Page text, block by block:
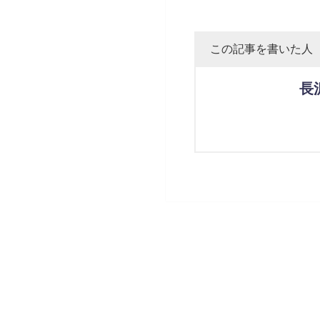
この記事を書いた人
長